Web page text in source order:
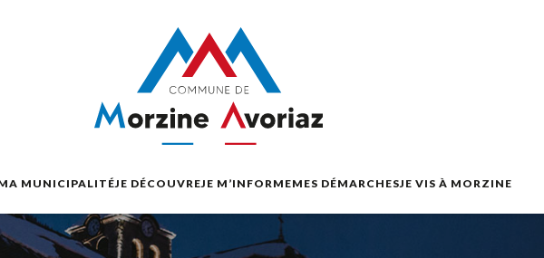
MUNICIPALITÉJE DÉCOUVREJE M’INFORMEMES DÉMARCHESJE VIS À MORZINE